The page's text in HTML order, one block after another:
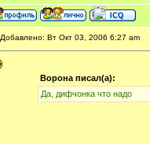
Добавлено: Вт Окт 03, 2006 6:27 am
Ворона писал(а):
Да, дифчонка что надо